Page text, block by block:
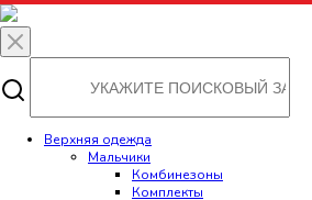
Верхняя одежда
Мальчики
Комбинезоны
Комплекты